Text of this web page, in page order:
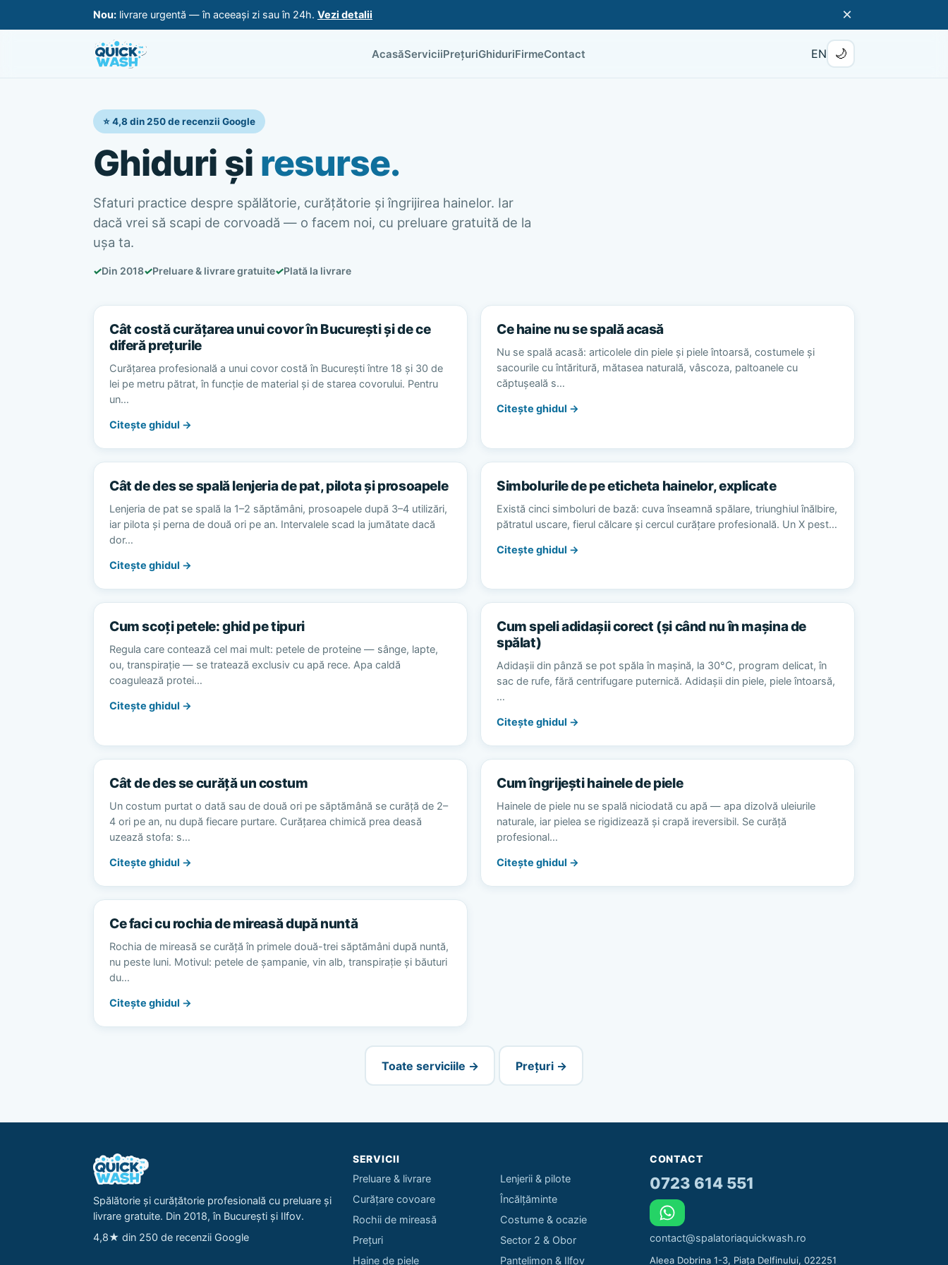
Nou: livrare urgentă — în aceeași zi sau în 24h. Vezi detalii ×
AcasăServiciiPrețuriGhiduriFirmeContact EN 🌙
⭐ 4,8 din 250 de recenzii Google
Ghiduri și resurse.
Sfaturi practice despre spălătorie, curățătorie și îngrijirea hainelor. Iar
dacă vrei să scapi de corvoadă — o facem noi, cu preluare gratuită de la
ușa ta.
✓Din 2018✓Preluare & livrare gratuite✓Plată la livrare
Cât costă curățarea unui covor în București și de ce
diferă prețurile
Curățarea profesională a unui covor costă în București între 18 și 30 de
lei pe metru pătrat, în funcție de material și de starea covorului. Pentru
un…
Citește ghidul →
Ce haine nu se spală acasă
Nu se spală acasă: articolele din piele și piele întoarsă, costumele și
sacourile cu întăritură, mătasea naturală, vâscoza, paltoanele cu
căptușeală s…
Citește ghidul →
Cât de des se spală lenjeria de pat, pilota și prosoapele
Lenjeria de pat se spală la 1–2 săptămâni, prosoapele după 3–4 utilizări,
iar pilota și perna de două ori pe an. Intervalele scad la jumătate dacă
dor…
Citește ghidul →
Simbolurile de pe eticheta hainelor, explicate
Există cinci simboluri de bază: cuva înseamnă spălare, triunghiul înălbire,
pătratul uscare, fierul călcare și cercul curățare profesională. Un X pest…
Citește ghidul →
Cum scoți petele: ghid pe tipuri
Regula care contează cel mai mult: petele de proteine — sânge, lapte,
ou, transpirație — se tratează exclusiv cu apă rece. Apa caldă
coagulează protei…
Citește ghidul →
Cum speli adidașii corect (și când nu în mașina de
spălat)
Adidașii din pânză se pot spăla în mașină, la 30°C, program delicat, în
sac de rufe, fără centrifugare puternică. Adidașii din piele, piele întoarsă,
…
Citește ghidul →
Cât de des se curăță un costum
Un costum purtat o dată sau de două ori pe săptămână se curăță de 2–
4 ori pe an, nu după fiecare purtare. Curățarea chimică prea deasă
uzează stofa: s…
Citește ghidul →
Cum îngrijești hainele de piele
Hainele de piele nu se spală niciodată cu apă — apa dizolvă uleiurile
naturale, iar pielea se rigidizează și crapă ireversibil. Se curăță
profesional…
Citește ghidul →
Ce faci cu rochia de mireasă după nuntă
Rochia de mireasă se curăță în primele două-trei săptămâni după nuntă,
nu peste luni. Motivul: petele de șampanie, vin alb, transpirație și băuturi
du…
Citește ghidul →
Toate serviciile → Prețuri →
Spălătorie și curățătorie profesională cu preluare și
livrare gratuite. Din 2018, în București și Ilfov.
4,8★ din 250 de recenzii Google
SERVICII
Preluare & livrare
Curățare covoare
Rochii de mireasă
Prețuri
Haine de piele
Lenjerii & pilote
Încălțăminte
Costume & ocazie
Sector 2 & Obor
Pantelimon & Ilfov
CONTACT
0723 614 551
contact@spalatoriaquickwash.ro
Aleea Dobrina 1-3, Piața Delfinului, 022251